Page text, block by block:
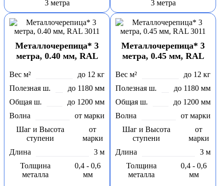
3 метра
3 метра
Металлочерепица* 3
метра, 0.40 мм, RAL
Вес м²
до 12 кг
Полезная ш.
до 1180 мм
Общая ш.
до 1200 мм
Волна
от марки
Шаг и Высота
ступени
от
марки
Длина
3 м
Толщина
металла
0,4 - 0,6
мм
Металлочерепица* 3
метра, 0.45 мм, RAL
Вес м²
до 12 кг
Полезная ш.
до 1180 мм
Общая ш.
до 1200 мм
Волна
от марки
Шаг и Высота
ступени
от
марки
Длина
3 м
Толщина
металла
0,4 - 0,6
мм